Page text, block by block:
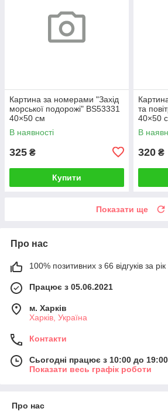
Картина за номерами "Захід
морської подорожі" BS53331
40×50 см
В наявності
325 ₴
Купити
та
40×50
В
320 ₴
Показати ще
Про нас
100% позитивних з 66 відгуків за рік
Працює з 05.06.2021
м. Харків
Харків, Україна
Контакти
Сьогодні працює з 10:00 до 19:00
Показати весь графік роботи
Про нас